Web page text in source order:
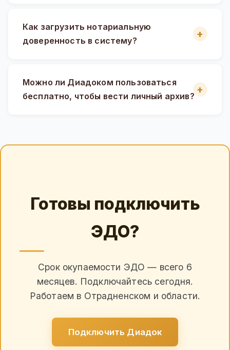
Как загрузить нотариальную
доверенность в систему?
Можно ли Диадоком пользоваться
бесплатно, чтобы вести личный архив?
Готовы подключить
ЭДО?
Срок окупаемости ЭДО — всего 6
месяцев. Подключайтесь сегодня.
Работаем в Отрадненском и области.
Подключить Диадок